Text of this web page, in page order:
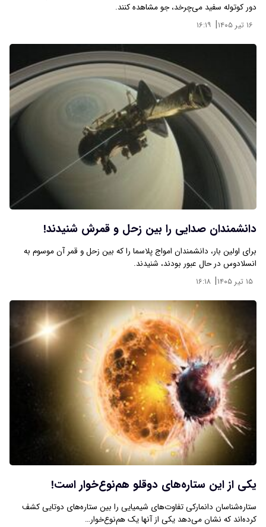
دور کوتوله سفید می‌چرخد، جو مشاهده کنند.
۱۶ تیر ۱۴۰۵ | ۱۶:۱۹
دانشمندان صدایی را بین زحل و قمرش شنیدند!
برای اولین بار، دانشمندان امواج پلاسما را که بین زحل و قمر آن موسوم به
انسلادوس در حال عبور بودند، شنیدند.
۱۵ تیر ۱۴۰۵ | ۱۶:۱۸
یکی از این ستاره‌های دوقلو هم‌نوع‌خوار است!
ستاره‌شناسان دانمارکی تفاوت‌های شیمیایی را بین ستاره‌های دوتایی کشف
کرده‌اند که نشان می‌دهد یکی از آنها یک هم‌نوع‌خوار…